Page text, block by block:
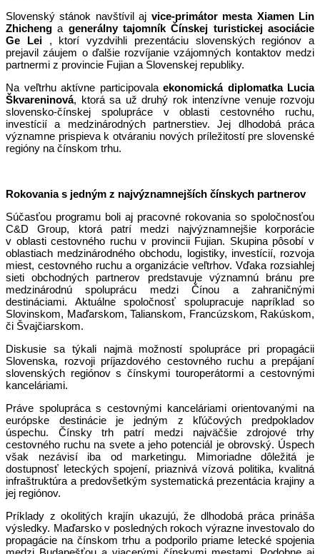
Slovenský stánok navštívil aj vice-primátor mesta Xiamen Lin
Zhichenga generálny tajomník Čínskej turistickej asociácie
Ge Lei , ktorí vyzdvihli prezentáciu slovenských regiónov a
prejavil záujem o ďalšie rozvíjanie vzájomných kontaktov medzi
partnermi z provincie Fujian a Slovenskej republiky.
Na veľtrhu aktívne participovala ekonomická diplomatka Lucia
Škvareninová, ktorá sa už druhý rok intenzívne venuje rozvoju
slovensko-čínskej spolupráce v oblasti cestovného ruchu,
investícií a medzinárodných partnerstiev. Jej dlhodobá práca
významne prispieva k otváraniu nových príležitostí pre slovenské
regióny na čínskom trhu.
Rokovania s jedným z najvýznamnejších čínskych partnerov
Súčasťou programu boli aj pracovné rokovania so spoločnosťou
C&D Group, ktorá patrí medzi najvýznamnejšie korporácie
v oblasti cestovného ruchu v provincii Fujian. Skupina pôsobí v
oblastiach medzinárodného obchodu, logistiky, investícií, rozvoja
miest, cestovného ruchu a organizácie veľtrhov. Vďaka rozsiahlej
sieti obchodných partnerov predstavuje významnú bránu pre
medzinárodnú spoluprácu medzi Čínou a zahraničnými
destináciami. Aktuálne spoločnosť spolupracuje napríklad so
Slovinskom, Maďarskom, Talianskom, Francúzskom, Rakúskom,
či Švajčiarskom.
Diskusie sa týkali najmä možností spolupráce pri propagácii
Slovenska, rozvoji príjazdového cestovného ruchu a prepájaní
slovenských regiónov s čínskymi touroperátormi a cestovnými
kanceláriami.
Práve spolupráca s cestovnými kanceláriami orientovanými na
európske destinácie je jedným z kľúčových predpokladov
úspechu. Čínsky trh patrí medzi najväčšie zdrojové trhy
cestovného ruchu na svete a jeho potenciál je obrovský. Úspech
však nezávisí iba od marketingu. Mimoriadne dôležitá je
dostupnosť leteckých spojení, priaznivá vízová politika, kvalitná
infraštruktúra a predovšetkým systematická prezentácia krajiny a
jej regiónov.
Príklady z okolitých krajín ukazujú, že dlhodobá práca prináša
výsledky. Maďarsko v posledných rokoch výrazne investovalo do
propagácie na čínskom trhu a podporilo priame letecké spojenia